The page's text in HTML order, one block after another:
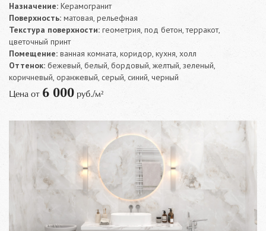
Назначение: Керамогранит
Поверхность: матовая, рельефная
Текстура поверхности: геометрия, под бетон, терракот,
цветочный принт
Помещение: ванная комната, коридор, кухня, холл
Оттенок: бежевый, белый, бордовый, желтый, зеленый,
коричневый, оранжевый, серый, синий, черный
Цена от 6 000 руб./м²